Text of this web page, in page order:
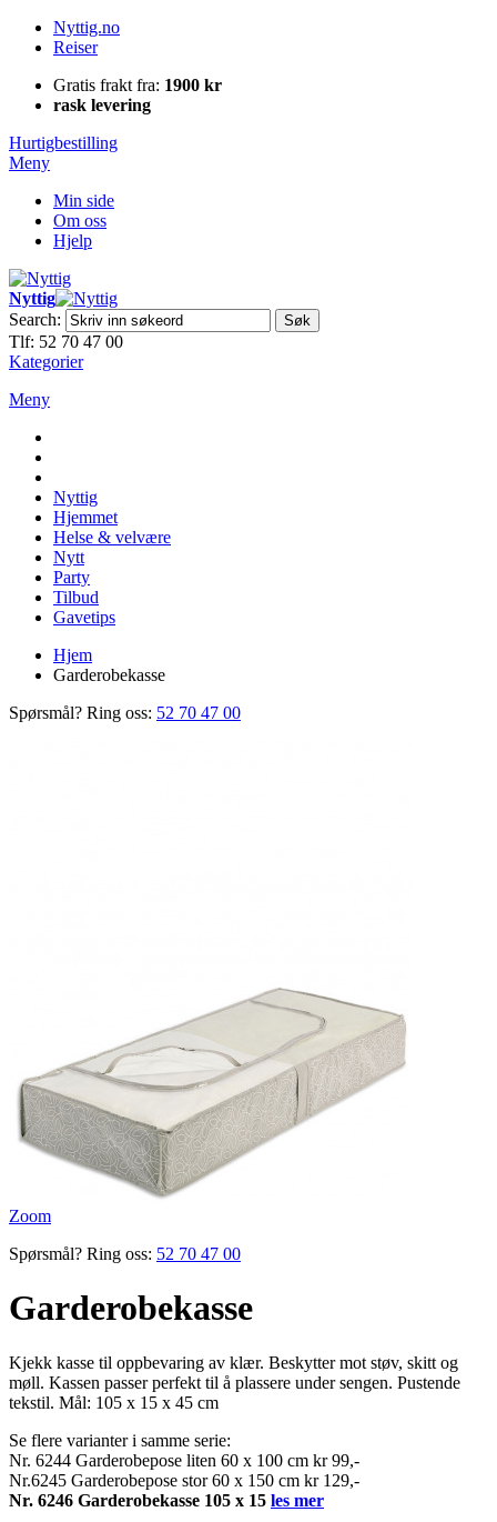
Nyttig.no
Reiser
Gratis frakt fra: 1900 kr
rask levering
Hurtigbestilling
Meny
Min side
Om oss
Hjelp
Nyttig
Search:
Søk
Tlf: 52 70 47 00
Kategorier
Meny
Nyttig
Hjemmet
Helse & velvære
Nytt
Party
Tilbud
Gavetips
Hjem
Garderobekasse
Spørsmål? Ring oss: 52 70 47 00
Zoom
Spørsmål? Ring oss: 52 70 47 00
Garderobekasse
Kjekk kasse til opp­bevaring av klær. Beskytter mot støv, skitt og
møll. Kassen passer perfekt til å plassere under sengen. Pustende
tekstil. Mål: 105 x 15 x 45 cm
Se flere varianter i samme serie:
Nr. 6244 Garderobepose liten 60 x 100 cm kr 99,-
Nr.6245 Garderobepose stor 60 x 150 cm kr 129,-
Nr. 6246 Garderobekasse 105 x 15 les mer